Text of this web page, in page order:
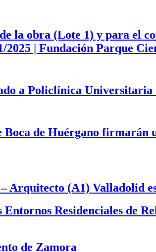
la obra (Lote 1) y para el
| Fundación Parque
a Policlínica Universitaria
de Huérgano firmarán
Arquitecto (A1) Valladolid
Residenciales de
de Zamora